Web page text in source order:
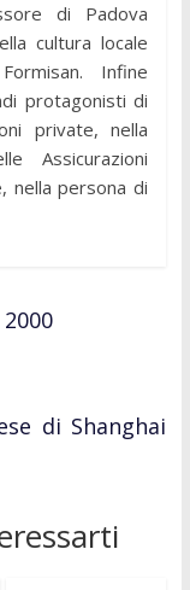
di Padova
cultura locale
Infine
protagonisti di
private, nella
Assicurazioni
nella persona di
di Shanghai